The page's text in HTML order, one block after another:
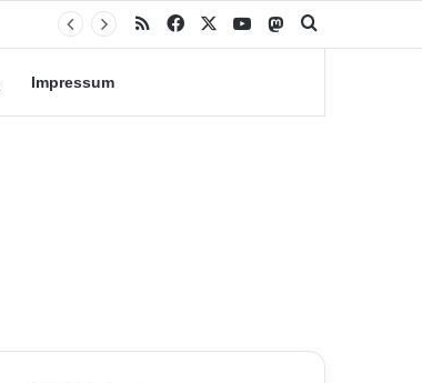
RSS Facebook YouTubeMastodon
Impressum